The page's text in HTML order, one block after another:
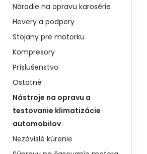
Náradie na opravu karosérie
Hevery a podpery
Stojany pre motorku
Kompresory
Príslušenstvo
Ostatné
Nástroje na opravu a
testovanie klimatizácie
automobilov
Nezávislé kúrenie